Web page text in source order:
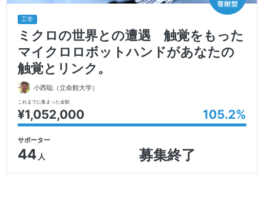
工学
ミクロの世界との遭遇 触覚をもった
マイクロロボットハンドがあなたの
触覚とリンク。
小西聡 （立命館大学）
これまでに集まった金額
¥1,052,000 105.2%
サポーター
44 人 募集終了